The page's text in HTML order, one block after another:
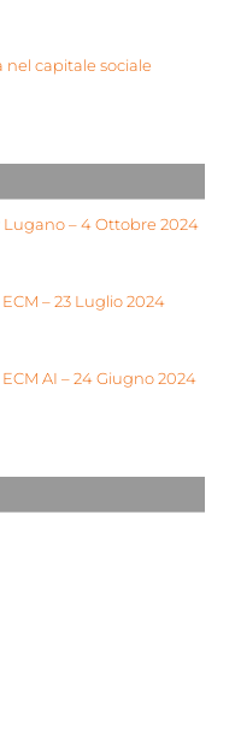
nel capitale sociale
Lugano – 4 Ottobre 2024
– 23 Luglio 2024
AI – 24 Giugno 2024